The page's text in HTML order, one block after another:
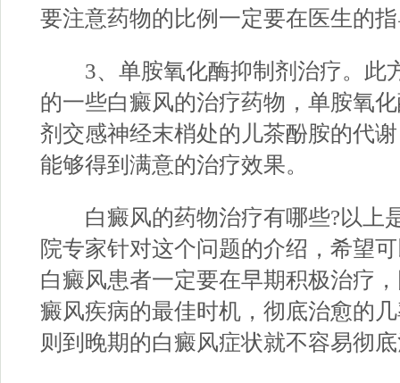
要注意药物的比例一定要在医生的
3、单胺氧化酶抑制剂治疗。此
的一些白癜风的治疗药物，单胺氧
剂交感神经末梢处的儿茶酚胺的代
能够得到满意的治疗效果。
白癜风的药物治疗有哪些?以上
院专家针对这个问题的介绍，希望
白癜风患者一定要在早期积极治疗
癜风疾病的最佳时机，彻底治愈的
则到晚期的白癜风症状就不容易彻